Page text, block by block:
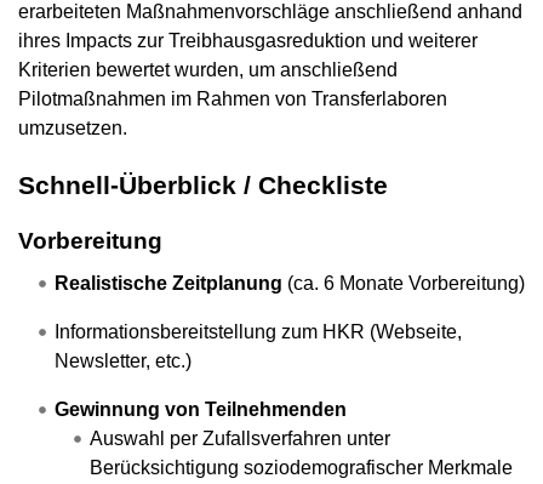
erarbeiteten Maßnahmenvorschläge anschließend anhand
ihres Impacts zur Treibhausgasreduktion und weiterer
Kriterien bewertet wurden, um anschließend
Pilotmaßnahmen im Rahmen von Transferlaboren
umzusetzen.
Schnell-Überblick / Checkliste
Vorbereitung
Realistische Zeitplanung (ca. 6 Monate Vorbereitung)
Informationsbereitstellung zum HKR (Webseite,
Newsletter, etc.)
Gewinnung von Teilnehmenden
Auswahl per Zufallsverfahren unter
Berücksichtigung soziodemografischer Merkmale